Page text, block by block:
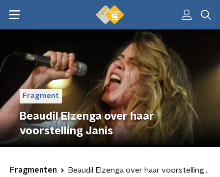
Fragment
Beaudil Elzenga over haar
voorstelling Janis
Fragmenten Beaudil Elzenga over haar voorstelling Janis